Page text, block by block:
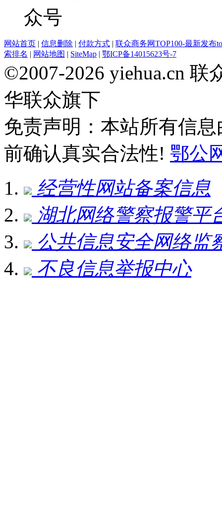
网站首页 | 信息删除 | 付款方式 | 联众商务网TOP100-最新发布
索排名 | 网站地图 | SiteMap | 鄂ICP备14015623号-7
©2007-2026 yiehua.cn
华联众旗下
免责声明：本站所有信
前确认真实合法性! 鄂公
经营性网站备案信息
湖北网络警察报警平
公共信息安全网络监
不良信息举报中心